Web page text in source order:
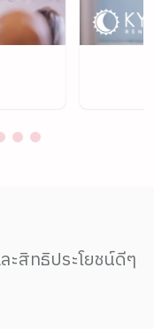
ะสิทธิประโยชน์ดีๆ